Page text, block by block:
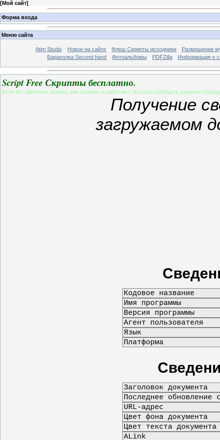
[Мой сайт]
Форма входа
Меню сайта
Atim Studio Новое на сайте Флеш Скрипты исходники
Размещение
Барахолка Second hand
Фотоальбомы PDFZilla Информация о
Script Free Скрипты бесплатно.
Если Вы заметили ошибку или ссылка не работает, просьба сообщить
Получение
загружаемом